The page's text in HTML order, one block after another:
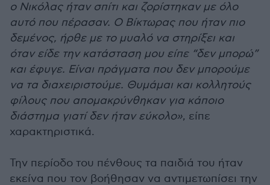
ο Νικόλας ήταν σπίτι και ζορίστηκαν με όλο
αυτό που πέρασαν. Ο Βίκτωρας που ήταν πιο
δεμένος, ήρθε με το μυαλό να στηρίξει και
όταν είδε την κατάσταση μου είπε “δεν μπορώ”
και έφυγε. Είναι πράγματα που δεν μπορούμε
να τα διαχειριστούμε. Θυμάμαι και κολλητούς
φίλους που απομακρύνθηκαν για κάποιο
διάστημα γιατί δεν ήταν εύκολο», είπε
χαρακτηριστικά.
Την περίοδο του πένθους τα παιδιά του ήταν
εκείνα που τον βοήθησαν να αντιμετωπίσει την